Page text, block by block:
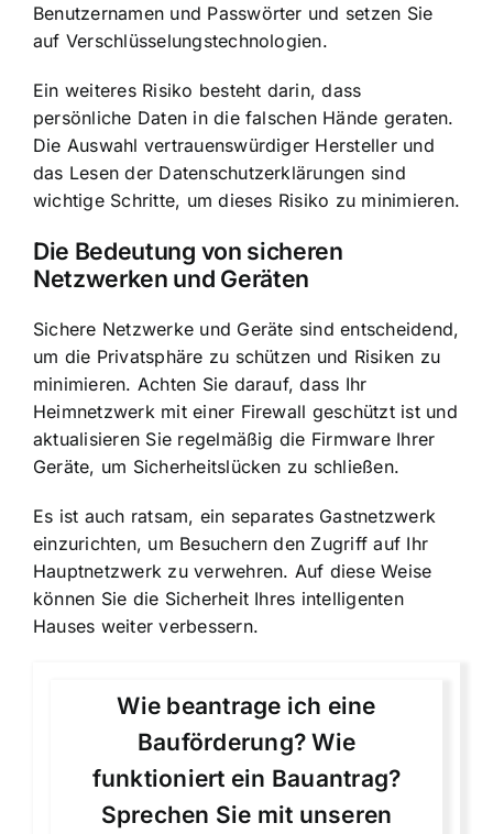
Benutzernamen und Passwörter und setzen Sie
auf Verschlüsselungstechnologien.
Ein weiteres Risiko besteht darin, dass
persönliche Daten in die falschen Hände geraten.
Die Auswahl vertrauenswürdiger Hersteller und
das Lesen der Datenschutzerklärungen sind
wichtige Schritte, um dieses Risiko zu minimieren.
Die Bedeutung von sicheren
Netzwerken und Geräten
Sichere Netzwerke und Geräte sind entscheidend,
um die Privatsphäre zu schützen und Risiken zu
minimieren. Achten Sie darauf, dass Ihr
Heimnetzwerk mit einer Firewall geschützt ist und
aktualisieren Sie regelmäßig die Firmware Ihrer
Geräte, um Sicherheitslücken zu schließen.
Es ist auch ratsam, ein separates Gastnetzwerk
einzurichten, um Besuchern den Zugriff auf Ihr
Hauptnetzwerk zu verwehren. Auf diese Weise
können Sie die Sicherheit Ihres intelligenten
Hauses weiter verbessern.
Wie beantrage ich eine
Bauförderung? Wie
funktioniert ein Bauantrag?
Sprechen Sie mit unseren